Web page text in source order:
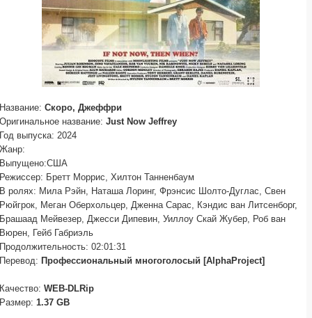
Название: Скоро, Джеффри
Оригинальное название: Just Now Jeffrey
Год выпуска: 2024
Жанр:
Выпущено:США
Режиссер: Бретт Моррис, Хилтон Танненбаум
В ролях: Мила Рэйн, Наташа Лоринг, Фрэнсис Шолто-Дуглас, Свен
Рюйгрок, Меган Оберхольцер, Дженна Сарас, Кэндис ван Литсенборг,
Брашаад Мейвезер, Джесси Дипевин, Уиллоу Скай Жубер, Роб ван
Вюрен, Гейб Габриэль
Продолжительность: 02:01:31
Перевод: Профессиональный многоголосый [AlphaProject]
Качество: WEB-DLRip
Размер: 1.37 GB